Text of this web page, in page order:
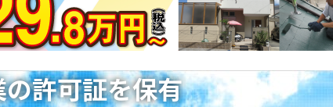
許可証を保有